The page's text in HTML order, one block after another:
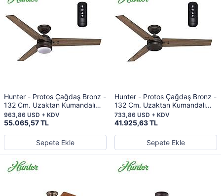
Hunter - Protos Çağdaş Bronz -
132 Cm. Uzaktan Kumandalı
Aydınlatmalı Dış Mekan - Nemli
Mekan Tavan Vantilatörü
55.065,57 TL
963,86 USD + KDV
Sepete Ekle
Hunter - Protos Çağdaş Bronz -
132 Cm. Uzaktan Kumandalı
Dış Mekan - Nemli Mekan
Tavan Vantilatörü
41.925,63 TL
733,86 USD + KDV
Sepete Ekle